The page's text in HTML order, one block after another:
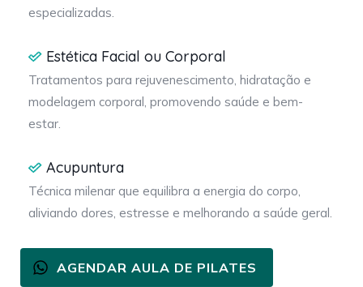
especializadas.
Estética Facial ou Corporal
Tratamentos para rejuvenescimento, hidratação e
modelagem corporal, promovendo saúde e bem-
estar.
Acupuntura
Técnica milenar que equilibra a energia do corpo,
aliviando dores, estresse e melhorando a saúde geral.
AGENDAR AULA DE PILATES